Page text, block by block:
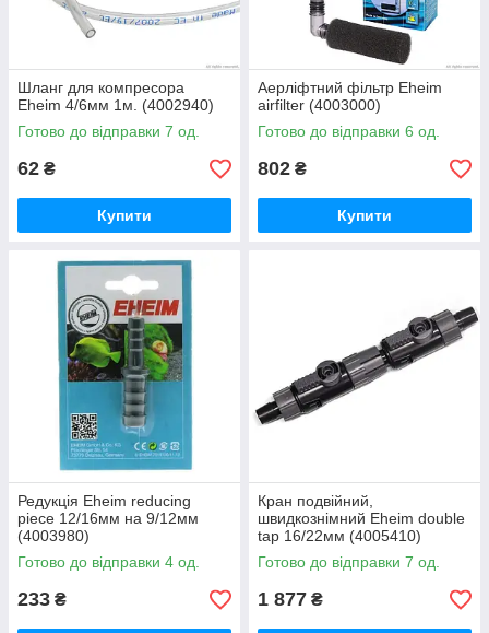
Шланг для компресора
Eheim 4/6мм 1м. (4002940)
Готово до відправки 7 од.
62 ₴
Купити
Аерліфтний фільтр Eheim
airfilter (4003000)
Готово до відправки 6 од.
802 ₴
Купити
Редукція Eheim reducing
piece 12/16мм на 9/12мм
(4003980)
Готово до відправки 4 од.
233 ₴
Кран подвійний,
швидкознімний Eheim double
tap 16/22мм (4005410)
Готово до відправки 7 од.
1 877 ₴